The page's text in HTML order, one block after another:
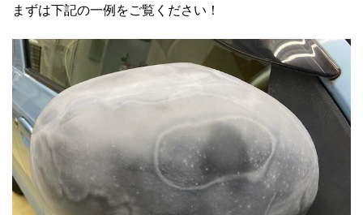
まずは下記の一例をご覧ください！